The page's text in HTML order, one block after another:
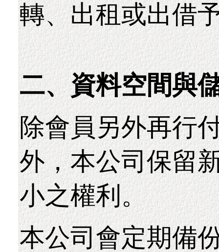
轉、出租或出借
二、資料空間與
除會員另外再行
外，本公司保留
小之權利。
本公司會定期備